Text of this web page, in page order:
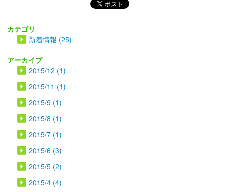
カテゴリ
新着情報 (25)
アーカイブ
2015/12 (1)
2015/11 (1)
2015/9 (1)
2015/8 (1)
2015/7 (1)
2015/6 (3)
2015/5 (2)
2015/4 (4)